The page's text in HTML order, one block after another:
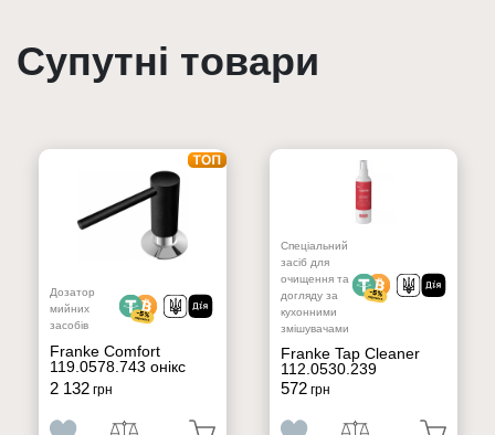
Супутні товари
Дозатор
мийних
засобів
Franke Comfort
119.0578.743 онікс
2 132грн
Спеціальний
засіб для
очищення та
догляду за
кухонними
змішувачами
Franke Tap Cleaner
112.0530.239
572грн